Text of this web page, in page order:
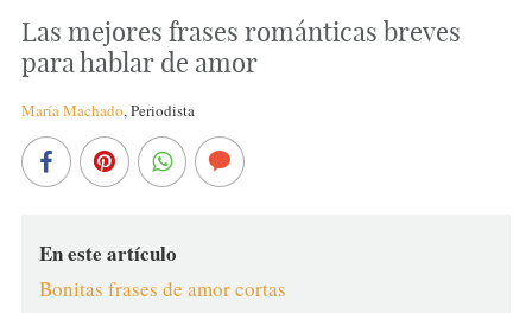
Las mejores frases románticas breves
para hablar de amor
María Machado,Periodista
En este artículo
Bonitas frases de amor cortas